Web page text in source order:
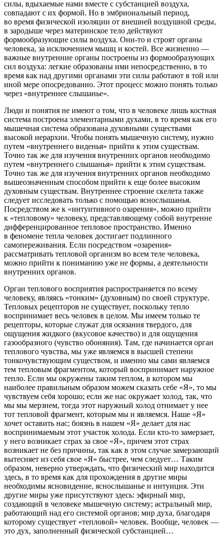
силы, вдыхаемые нами вместе с субстанцией воздуха,
совпадают с их формой. Но в эмбриональный период,
во время физической изоляции от внешней воздушной среды,
в зародыше через материнское тело действуют
формообразующие силы воздуха. Они-то и строят органы
человека, за исключением мышц и костей. Все жизненно —
важные внутренние органы построены из формообразующих
сил воздуха: легкие образованы ими непосредственно, в то
время как над другими органами эти силы работают в той или
иной мере опосредованно. Этот процесс можно понять только
через «внутреннее слышанье».
Люди и понятия не имеют о том, что в человеке лишь костная
система построена элементарными духами, в то время как его
мышечная система образована духовными существами
высокой иерархии. Чтобы понять мышечную систему, нужно
путем «внутреннего виденья» прийти к этим существам.
Точно так же для изучения внутренних органов необходимо
путем «внутреннего слышанья» прийти к этим существам.
Точно так же для изучения внутренних органов необходимо
вышеозначенным способом прийти к еще более высоким
духовным существам. Внутреннее строение скелета также
следует исследовать только с помощью яснослышанья.
Посредством же к «интуитивного озарения», можно прийти
к «тепловому» человеку, представляющему собой внутренне
дифференцированное тепловое пространство. Именно
в феномене тепла человек достигает подлинного
самопереживания. Если посредством «озарения»
рассматривать тепловой организм во всем теле человека,
можно прийти к пониманию уже не формы, а деятельности
внутренних органов.
Орган теплового восприятия распространяется по всему
человеку, являясь «тонким» (духовным) по своей структуре.
Тепловых рецепторов не существует, поскольку тепло
воспринимает весь человек в целом. Мы имеем только те
рецепторы, которые служат для осязания твердого, для
ощущения жидкого (вкусовое качество) и для ощущения
газообразного (чувство обоняния). Там, где начинается орган
теплового чувства, мы уже являемся в высшей степени
тонкочувствующим существом, и именно мы сами являемся
тем тепловым фрагментом, который воспринимает наружное
тепло. Если мы окружены таким теплом, в котором мы
наиболее правильным образом можем сказать себе «Я», то мы
чувствуем себя хорошо; если же нас окружает холод, так, что
мы мы мерзнем, тогда этот наружный холод отнимает у нее
тот тепловой фрагмент, которым мы и являемся. Наше «Я»
хочет оставить нас; боязнь в нашем «Я» делает для нас
воспринимаемым этот участок холода. Если кто-то замерзает,
у него возникает страх за свое «Я», причем этот страх
возникает не без причины, так как в этом случае замерзающий
вытесняет из себя свое «Я» быстрее, чем следует… Таким
образом, неверно утверждать, что физический мир находится
здесь, в то время как для прохождения в другие миры
необходимы ясновидение, яснослышанье и интуиция. Эти
другие миры уже присутствуют здесь: эфирный мир,
создающий в человеке мышечную систему; астральный мир,
работающий над его системой органов; мир духа, благодаря
которому существует «тепловой» человек. Вообще, человек —
это дух, заполненный физической субстанцией…